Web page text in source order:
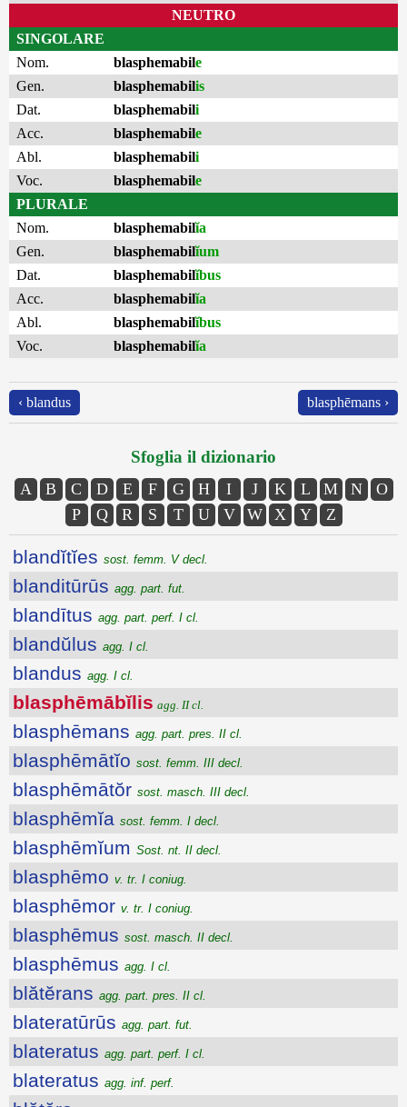
NEUTRO
SINGOLARE
Nom.
blasphemabile
Gen.
blasphemabilis
Dat.
blasphemabili
Acc.
blasphemabile
Abl.
blasphemabili
Voc.
blasphemabile
PLURALE
Nom.
blasphemabilĭa
Gen.
blasphemabilĭum
Dat.
blasphemabilĭbus
Acc.
blasphemabilĭa
Abl.
blasphemabilĭbus
Voc.
blasphemabilĭa
‹ blandus blasphēmans ›
Sfoglia il dizionario
A B C D E F G H I J K L M N
O
P
Q R S T U V W X Y Z
blandĭtĭes sost. femm. V decl.
blanditūrūs agg. part. fut.
blandītus agg. part. perf. I cl.
blandŭlus agg. I cl.
blandus agg. I cl.
blasphēmābĭlis agg. II cl.
blasphēmans agg. part. pres. II cl.
blasphēmātĭo sost. femm. III decl.
blasphēmātŏr sost. masch. III decl.
blasphēmĭa sost. femm. I decl.
blasphēmĭum Sost. nt. II decl.
blasphēmo v. tr. I coniug.
blasphēmor v. tr. I coniug.
blasphēmus sost. masch. II decl.
blasphēmus agg. I cl.
blătĕrans agg. part. pres. II cl.
blateratūrūs agg. part. fut.
blateratus agg. part. perf. I cl.
blateratus agg. inf. perf.